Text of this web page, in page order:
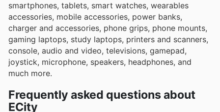
smartphones, tablets, smart watches, wearables
accessories, mobile accessories, power banks,
charger and accessories, phone grips, phone mounts,
gaming laptops, study laptops, printers and scanners,
console, audio and video, televisions, gamepad,
joystick, microphone, speakers, headphones, and
much more.
Frequently asked questions about
ECity